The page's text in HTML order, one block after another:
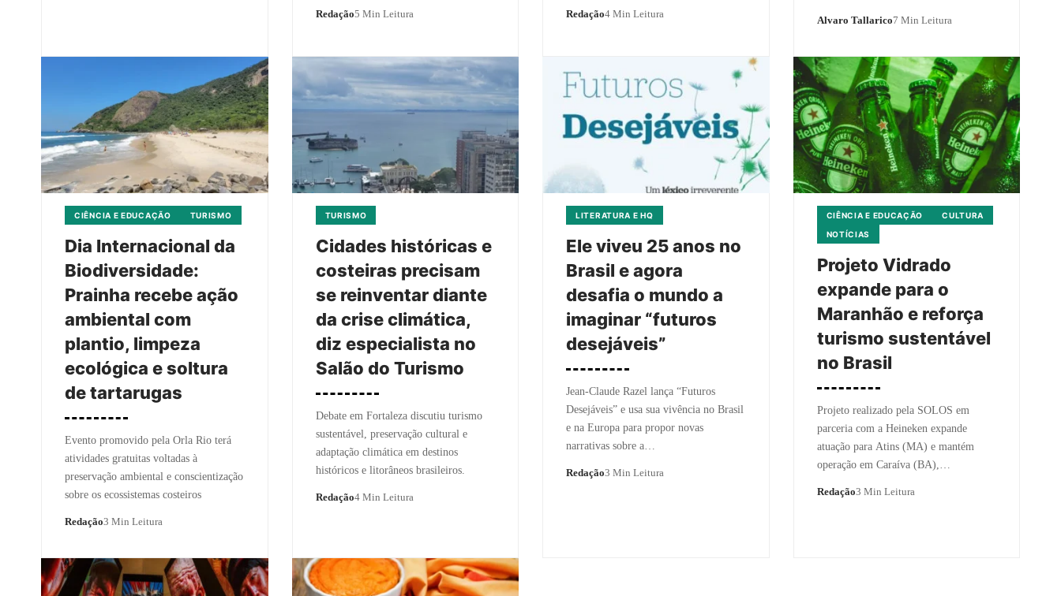
Redação5 Min Leitura Redação4 Min Leitura
Alvaro Tallarico7 Min Leitura
CIÊNCIA E EDUCAÇÃO TURISMO
Dia Internacional da
Biodiversidade:
Prainha recebe ação
ambiental com
plantio, limpeza
ecológica e soltura
de tartarugas
Evento promovido pela Orla Rio terá
atividades gratuitas voltadas à
preservação ambiental e conscientização
sobre os ecossistemas costeiros
Redação3 Min Leitura
TURISMO
Cidades históricas e
costeiras precisam
se reinventar diante
da crise climática,
diz especialista no
Salão do Turismo
Debate em Fortaleza discutiu turismo
sustentável, preservação cultural e
adaptação climática em destinos
históricos e litorâneos brasileiros.
Redação4 Min Leitura
LITERATURA E HQ
Ele viveu 25 anos no
Brasil e agora
desafia o mundo a
imaginar “futuros
desejáveis”
Jean-Claude Razel lança “Futuros
Desejáveis” e usa sua vivência no Brasil
e na Europa para propor novas
narrativas sobre a…
Redação3 Min Leitura
CIÊNCIA E EDUCAÇÃO
CULTURA
NOTÍCIAS
Projeto Vidrado
expande para o
Maranhão e reforça
turismo sustentável
no Brasil
Projeto realizado pela SOLOS em
parceria com a Heineken expande
atuação para Atins (MA) e mantém
operação em Caraíva (BA),…
Redação3 Min Leitura